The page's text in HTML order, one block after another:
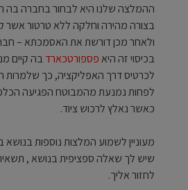
ההמלצה שלנו היא לבחור בחברה בה
בצורה מהירה וחלקה ללא טרטור
ולאחר מכן דורשת את האסמכתא –
בכיסוי זה היאפספורטכארדבה קיים
לכרטיס דרך האפליקציה, כך שלמרות
לפחות נמנעת מהמבוטח הפגיעה
כאשר נאלץ לרכוש ציוד.
מעוניין לשמוע המלצות נוספות בנושא
שיש לך שאלה ספציפית בנושא ,
לחזור אליך.